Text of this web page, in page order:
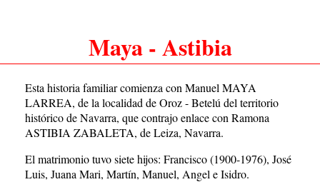
Maya - Astibia
Esta historia familiar comienza con Manuel MAYA
LARREA, de la localidad de Oroz - Betelú del territorio
histórico de Navarra, que contrajo enlace con Ramona
ASTIBIA ZABALETA, de Leiza, Navarra.
El matrimonio tuvo siete hijos: Francisco (1900-1976), José
Luis, Juana Mari, Martín, Manuel, Angel e Isidro.